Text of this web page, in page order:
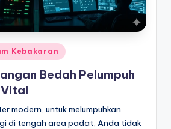
Kebakaran
Bedah Pelumpuh
modern, untuk melumpuhkan
di tengah area padat, Anda tidak